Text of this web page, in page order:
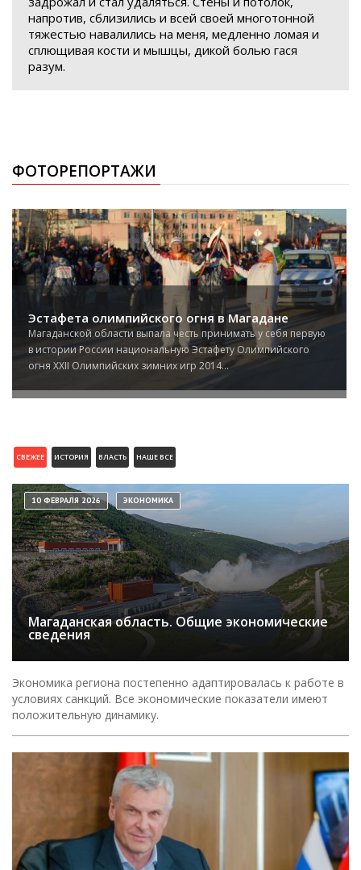
напротив, сблизились и всей своей многотонной
тяжестью навалились на меня, медленно ломая и
сплющивая кости и мышцы, дикой болью гася
разум.
ФОТОРЕПОРТАЖИ
Эстафета олимпийского огня в Магадане
Магаданской области выпала честь принимать у себя первую
в истории России национальную Эстафету Олимпийского
огня XXII Олимпийских зимних игр 2014...
СВЕЖЕЕ ИСТОРИЯ ВЛАСТЬ НАШЕ ВСЕ
Магаданская область. Общие экономические
сведения
10 ФЕВРАЛЯ 2026 ЭКОНОМИКА
Экономика региона постепенно адаптировалась к работе в
условиях санкций. Все экономические показатели имеют
положительную динамику.